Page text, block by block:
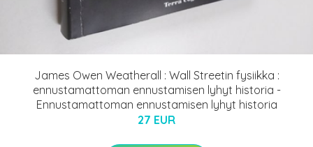
James Owen Weatherall : Wall Streetin fysiikka :
ennustamattoman ennustamisen lyhyt historia -
Ennustamattoman ennustamisen lyhyt historia
27 EUR